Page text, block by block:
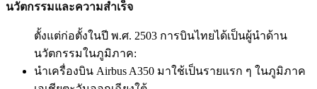
นวัตกรรมและความสำเร็จ
ตั้งแต่ก่อตั้งในปี พ.ศ. 2503 การบินไทยได้เป็นผู้นำด้าน
นวัตกรรมในภูมิภาค:
นำเครื่องบิน Airbus A350 มาใช้เป็นรายแรก ๆ ในภูมิภาค